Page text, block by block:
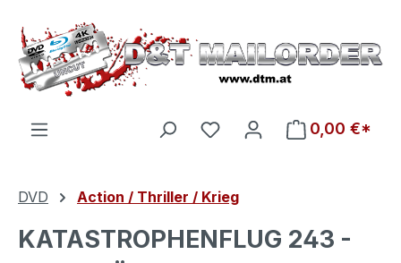
Zum Hauptinhalt springen
Du hast 0 Produkte auf
0,00 €*
DVD Action / Thriller / Krieg
KATASTROPHENFLUG 243 -